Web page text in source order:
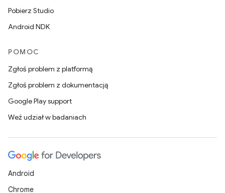
Pobierz Studio
Android NDK
POMOC
Zgłoś problem z platformą
Zgłoś problem z dokumentacją
Google Play support
Weź udział w badaniach
Android
Chrome